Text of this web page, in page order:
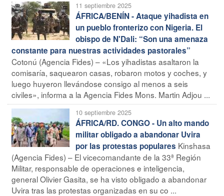
11 septiembre 2025
ÁFRICA/BENÍN - Ataque yihadista en
un pueblo fronterizo con Nigeria. El
obispo de N'Dali: “Son una amenaza
constante para nuestras actividades pastorales”
Cotonú (Agencia Fides) – «Los yihadistas asaltaron la
comisaría, saquearon casas, robaron motos y coches, y
luego huyeron llevándose consigo al menos a seis
civiles», informa a la Agencia Fides Mons. Martin Adjou ...
10 septiembre 2025
ÁFRICA/RD. CONGO - Un alto mando
militar obligado a abandonar Uvira
por las protestas populares Kinshasa
(Agencia Fides) – El vicecomandante de la 33ª Región
Militar, responsable de operaciones e inteligencia,
general Olivier Gasita, se ha visto obligado a abandonar
Uvira tras las protestas organizadas en su co ...